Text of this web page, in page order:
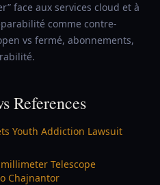
face aux services cloud et à
comme contre-
vs fermé, abonnements,
References
Youth Addiction Lawsuit
Telescope
Chajnantor